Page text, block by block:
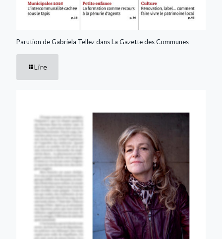
Parution de Gabriela Tellez dans La Gazette des Communes
Lire